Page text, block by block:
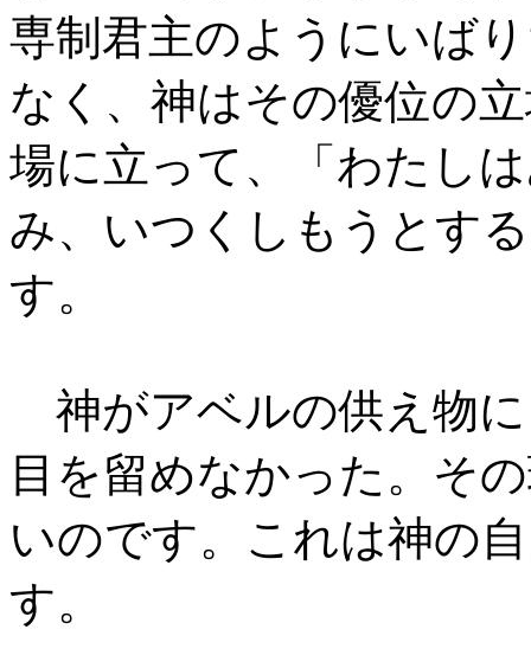
専制君主のようにいば
なく、神はその優位の
場に立って、「わたし
み、いつくしもうとす
す。
神がアベルの供え物
目を留めなかった。そ
いのです。これは神の
す。